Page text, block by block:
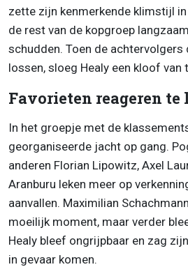
zette zijn kenmerkende klimstijl
de rest van de kopgroep
schudden. Toen de
lossen, sloeg Healy een kloof van
Favorieten reageren te
In het groepje met de
georganiseerde jacht op gang.
anderen Florian Lipowitz, Axel
Aranburu leken meer op
aanvallen. Maximilian
moeilijk moment, maar verder
Healy bleef ongrijpbaar en zag
in gevaar komen.